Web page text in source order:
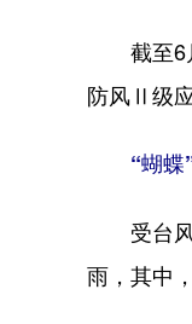
截至6月
防风Ⅱ级应
“蝴蝶”
受台风“
雨，其中